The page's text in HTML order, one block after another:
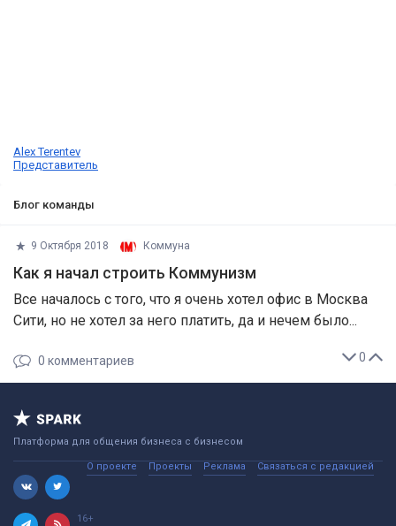
Alex Terentev
Представитель
Блог команды
9 Октября 2018 Коммуна
Как я начал строить Коммунизм
Все началось с того, что я очень хотел офис в Москва
Сити, но не хотел за него платить, да и нечем было...
0
0 комментариев
Платформа для общения бизнеса с бизнесом
О проекте Проекты Реклама Связаться с редакцией
16+